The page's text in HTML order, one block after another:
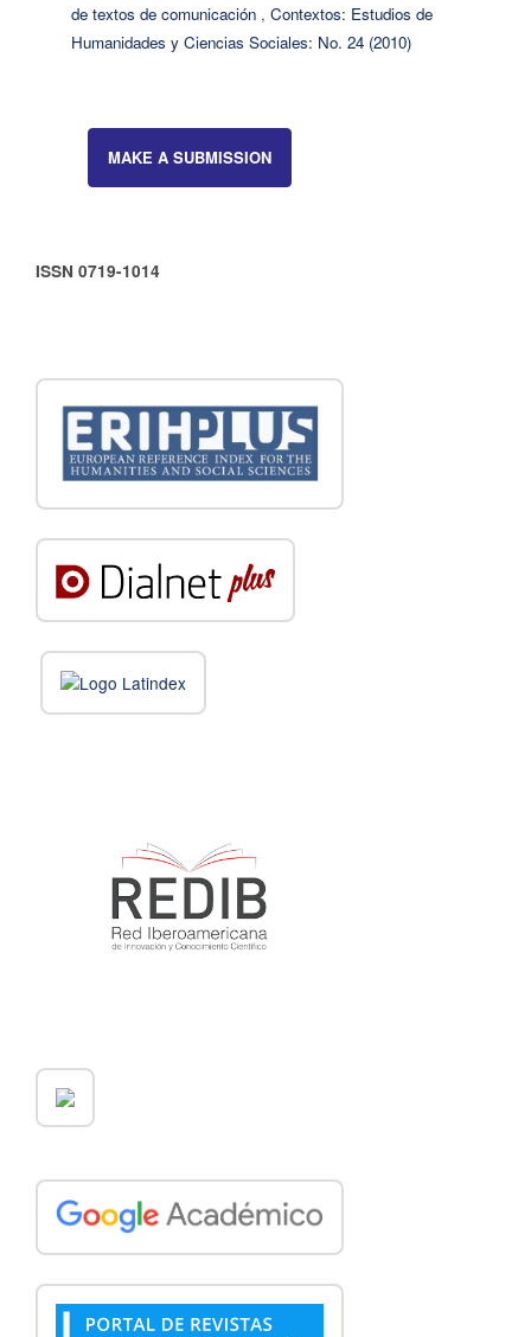
de textos de comunicación , Contextos: Estudios de
Humanidades y Ciencias Sociales: No. 24 (2010)
MAKE A SUBMISSION
ISSN 0719-1014